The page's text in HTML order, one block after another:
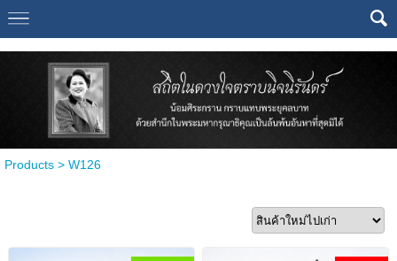
Products> W126